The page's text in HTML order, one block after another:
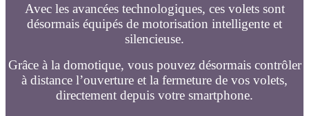
Avec les avancées technologiques, ces volets sont
désormais équipés de motorisation intelligente et
silencieuse.
Grâce à la domotique, vous pouvez désormais contrôler
à distance l’ouverture et la fermeture de vos volets,
directement depuis votre smartphone.